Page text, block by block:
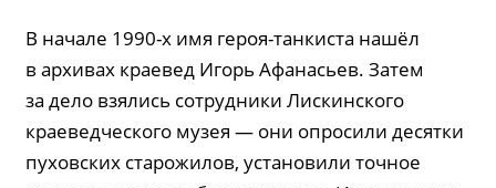
В начале 1990-х имя героя-танкиста нашёл
в архивах краевед Игорь Афанасьев. Затем
за дело взялись сотрудники Лискинского
краеведческого музея — они опросили десятки
пуховских старожилов, установили точное